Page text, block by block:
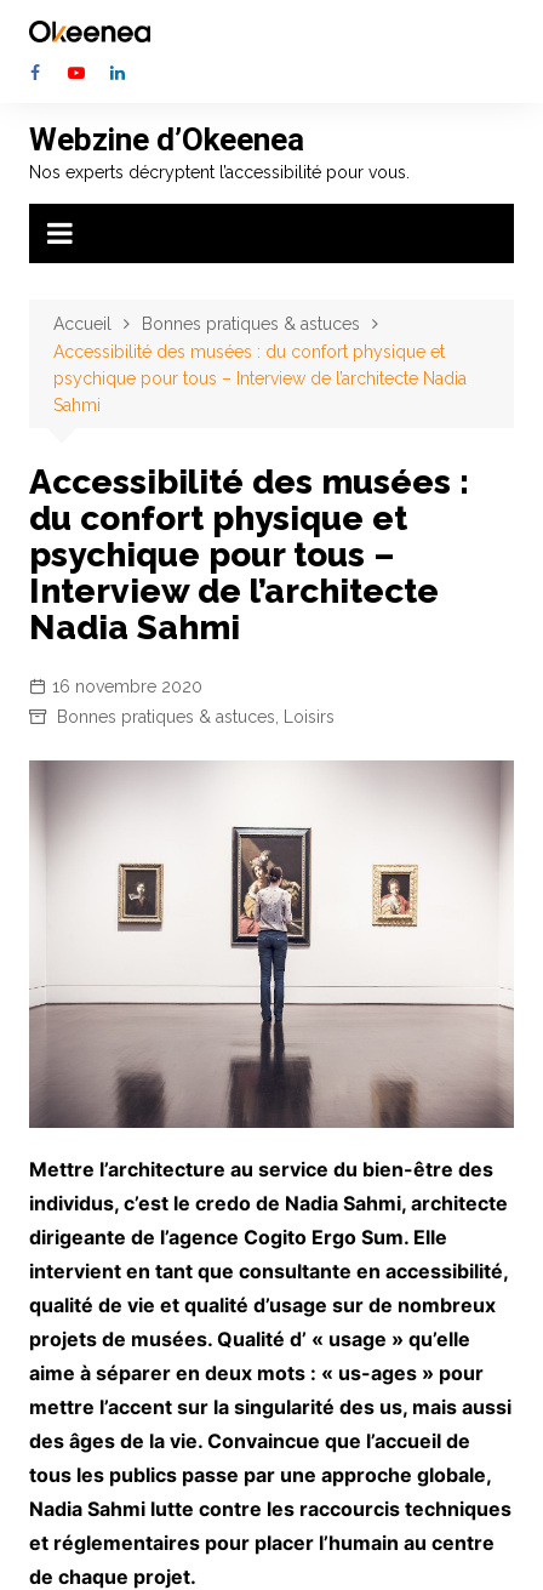
contenu
Webzine d’Okeenea
Nos experts décryptent l’accessibilité pour vous.
Accueil
Bonnes pratiques & astuces
Accessibilité des musées : du confort physique et
psychique pour tous – Interview de l’architecte Nadia
Sahmi
Accessibilité des musées :
du confort physique et
psychique pour tous –
Interview de l’architecte
Nadia Sahmi
16 novembre 2020
Bonnes pratiques & astuces
Loisirs
Mettre l’architecture au service du bien-être des
individus, c’est le credo de Nadia Sahmi, architecte
dirigeante de l’agence Cogito Ergo Sum. Elle
intervient en tant que consultante en accessibilité,
qualité de vie et qualité d’usage sur de nombreux
projets de musées. Qualité d’ « usage » qu’elle
aime à séparer en deux mots : « us-ages » pour
mettre l’accent sur la singularité des us, mais aussi
des âges de la vie. Convaincue que l’accueil de
tous les publics passe par une approche globale,
Nadia Sahmi lutte contre les raccourcis techniques
et réglementaires pour placer l’humain au centre
de chaque projet.